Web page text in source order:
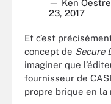
— Ken
23, 2017
Et c’est
concept de Secure
imaginer que
fournisseur de
propre brique en la